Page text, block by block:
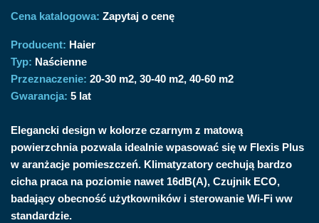
Cena katalogowa: Zapytaj o cenę
Producent: Haier
Typ: Naścienne
Przeznaczenie: 20-30 m2 30-40 m2 40-60 m2
Gwarancja: 5 lat
Elegancki design w kolorze czarnym z matową
powierzchnia pozwala idealnie wpasować się w Flexis Plus
w aranżacje pomieszczeń. Klimatyzatory cechują bardzo
cicha praca na poziomie nawet 16dB(A), Czujnik ECO,
badający obecność użytkowników i sterowanie Wi-Fi ww
standardzie.